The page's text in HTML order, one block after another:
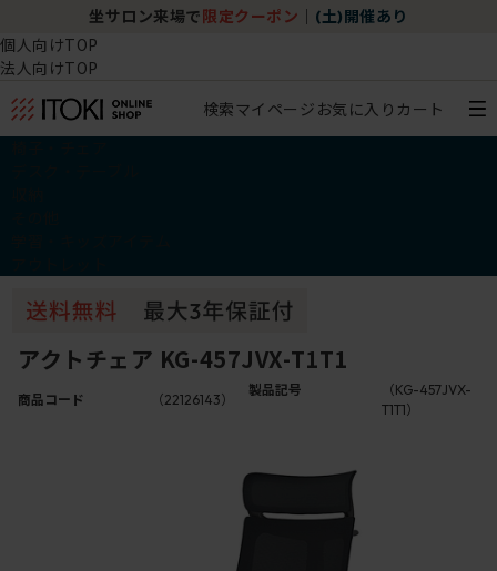
坐サロン来場で 限定クーポン (土)開催あり
個人向けTOP
法人向けTOP
検索マイページ お気に入り カート
アクトチェア KG-457JVX-T1T1
商品コード （22126143）
製品記号
（KG-457JVX-
T1T1）